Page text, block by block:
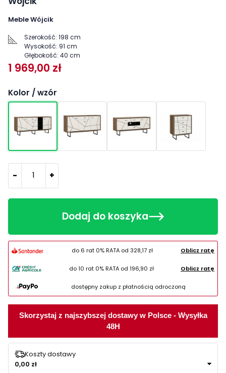
Meble Wójcik
Szerokość: 198 cm
Wysokość: 91 cm
Głębokość: 40 cm
1 969,00 zł
Kolor / wzór
- +
Dodaj do koszyka
do 6 rat 0% RATA od 328,17 zł Oblicz ratę
do 10 rat 0% RATA od 196,90 zł Oblicz ratę
dostępny zakup z płatnością odroczoną
Skorzystaj z najszybszej dostawy w Polsce - Wysyłka
48H
Koszty dostawy
0,00 zł